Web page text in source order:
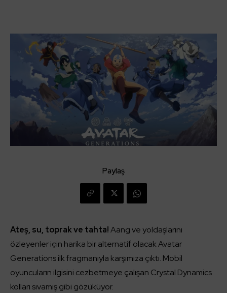
Paylaş
Ateş, su, toprak ve tahta!Aang ve yoldaşlarını
özleyenler için harika bir alternatif olacak Avatar
Generations ilk fragmanıyla karşımıza çıktı. Mobil
oyuncuların ilgisini cezbetmeye çalışan Crystal Dynamics
kolları sıvamış gibi gözüküyor.